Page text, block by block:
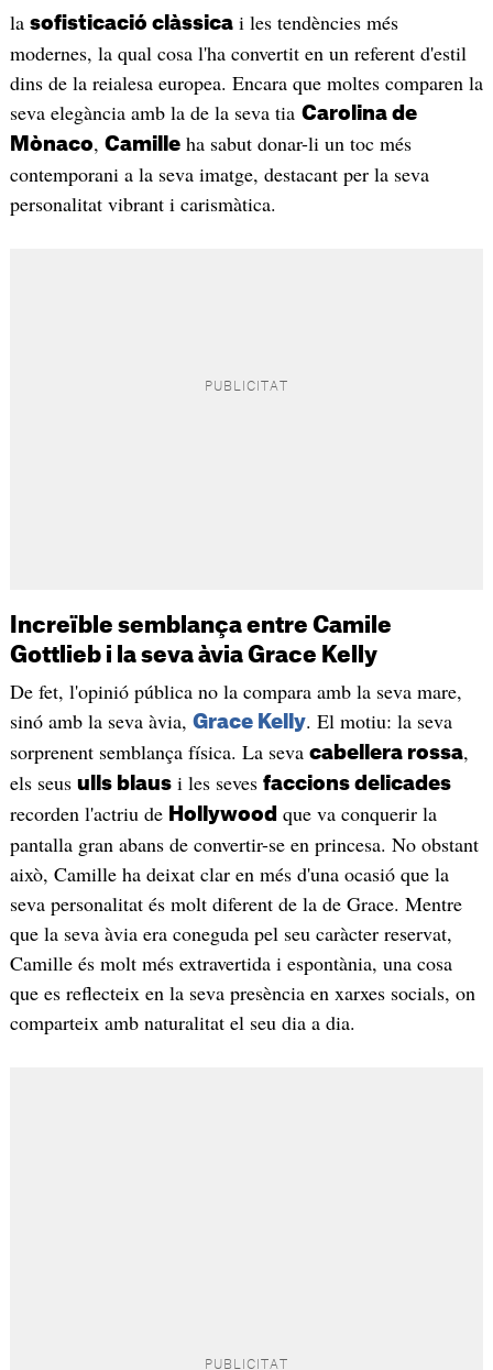
la sofisticació clàssicai les tendències més
modernes, la qual cosa l'ha convertit en un referent d'estil
dins de la reialesa europea. Encara que moltes comparen la
seva elegància amb la de la seva tia Carolina de
Mònaco, Camilleha sabut donar-li un toc més
contemporani a la seva imatge, destacant per la seva
personalitat vibrant i carismàtica.
Increïble semblança entre Camile
Gottlieb i la seva àvia Grace Kelly
De fet, l'opinió pública no la compara amb la seva mare,
sinó amb la seva àvia, Grace Kelly. El motiu: la seva
sorprenent semblança física. La seva cabellera rossa,
els seus ulls blausi les seves faccions delicades
recorden l'actriu de Hollywood que va conquerir la
pantalla gran abans de convertir-se en princesa. No obstant
això, Camille ha deixat clar en més d'una ocasió que la
seva personalitat és molt diferent de la de Grace. Mentre
que la seva àvia era coneguda pel seu caràcter reservat,
Camille és molt més extravertida i espontània, una cosa
que es reflecteix en la seva presència en xarxes socials, on
comparteix amb naturalitat el seu dia a dia.